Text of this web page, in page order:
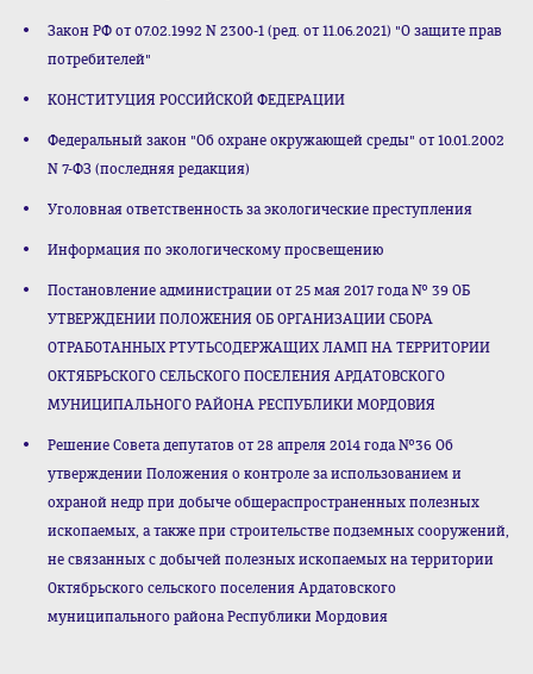
Закон РФ от 07.02.1992 N 2300-1 (ред. от 11.06.2021) "О защите прав
потребителей"
КОНСТИТУЦИЯ РОССИЙСКОЙ ФЕДЕРАЦИИ
Федеральный закон "Об охране окружающей среды" от 10.01.2002
N 7-ФЗ (последняя редакция)
Уголовная ответственность за экологические преступления
Информация по экологическому просвещению
Постановление администрации от 25 мая 2017 года № 39 ОБ
УТВЕРЖДЕНИИ ПОЛОЖЕНИЯ ОБ ОРГАНИЗАЦИИ СБОРА
ОТРАБОТАННЫХ РТУТЬСОДЕРЖАЩИХ ЛАМП НА ТЕРРИТОРИИ
ОКТЯБРЬСКОГО СЕЛЬСКОГО ПОСЕЛЕНИЯ АРДАТОВСКОГО
МУНИЦИПАЛЬНОГО РАЙОНА РЕСПУБЛИКИ МОРДОВИЯ
Решение Совета депутатов от 28 апреля 2014 года №36 Об
утверждении Положения о контроле за использованием и
охраной недр при добыче общераспространенных полезных
ископаемых, а также при строительстве подземных сооружений,
не связанных с добычей полезных ископаемых на территории
Октябрьского сельского поселения Ардатовского
муниципального района Республики Мордовия